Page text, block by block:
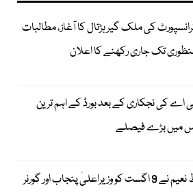
کی ملک گیر ہڑتال کا آغاز، مطالبات
تک جاری رکھنے کا اعلان
اے کی نجکاری کے بعد بورڈ کے اہم ترین
میں بڑے فیصلے
حافظ نعیم نے 9 اگست کو وزیراعلیٰ پنجاب اور گورنر